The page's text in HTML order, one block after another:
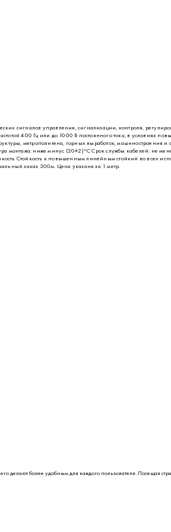
сигналов управления, сигнализации, контроля,
400 Гц или до 1000 В постоянного тока, в
метрополитена, горных выработок,
монтажа: ниже минус (20±2)°С Срок службы кабелей: не
Стойкость к повышенным линейным стойкий во всех
заказ 300м. Цена указана за 1 метр.
делают более удобным для каждого пользователя. Посещая